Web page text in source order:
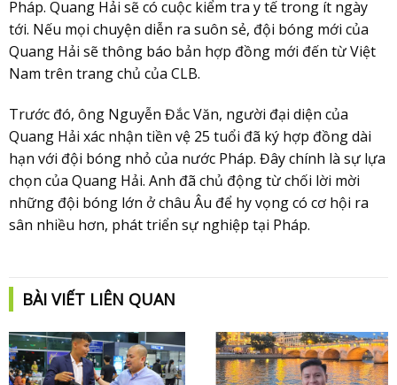
Pháp. Quang Hải sẽ có cuộc kiểm tra y tế trong ít ngày
tới. Nếu mọi chuyện diễn ra suôn sẻ, đội bóng mới của
Quang Hải sẽ thông báo bản hợp đồng mới đến từ Việt
Nam trên trang chủ của CLB.
Trước đó, ông Nguyễn Đắc Văn, người đại diện của
Quang Hải xác nhận tiền vệ 25 tuổi đã ký hợp đồng dài
hạn với đội bóng nhỏ của nước Pháp. Đây chính là sự lựa
chọn của Quang Hải. Anh đã chủ động từ chối lời mời
những đội bóng lớn ở châu Âu để hy vọng có cơ hội ra
sân nhiều hơn, phát triển sự nghiệp tại Pháp.
BÀI VIẾT LIÊN QUAN